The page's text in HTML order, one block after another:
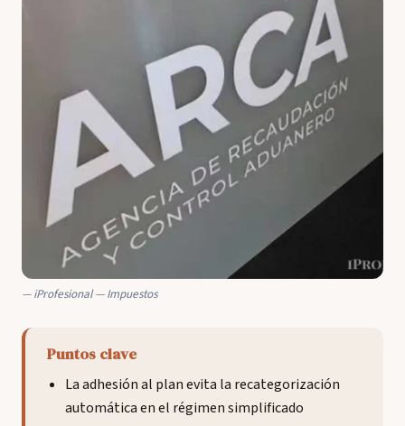
iProfesional — Impuestos
Puntos clave
La adhesión al plan evita la recategorización
automática en el régimen simplificado